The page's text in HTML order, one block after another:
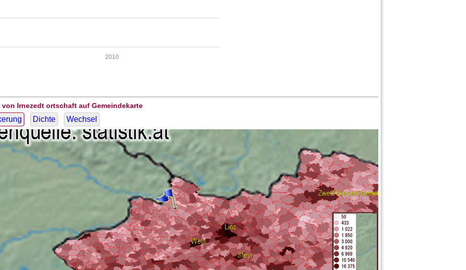
2010
Irnezedt ortschaft auf Gemeindekarte
Dichte Wechsel